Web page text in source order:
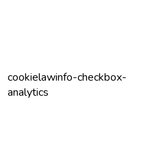
cookielawinfo-checkbox-
analytics